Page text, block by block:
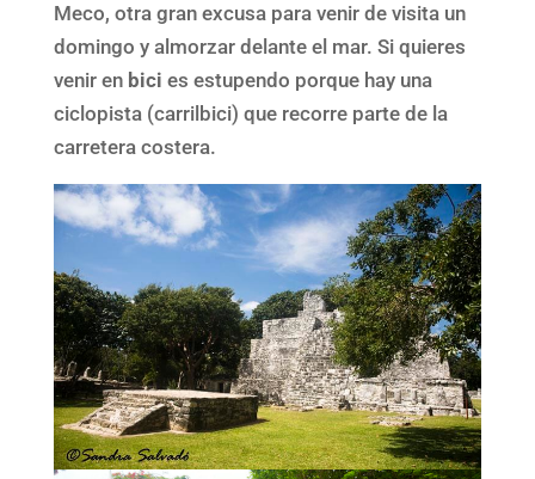
Meco, otra gran excusa para venir de visita un
domingo y almorzar delante el mar. Si quieres
venir en bici es estupendo porque hay una
ciclopista (carrilbici) que recorre parte de la
carretera costera.